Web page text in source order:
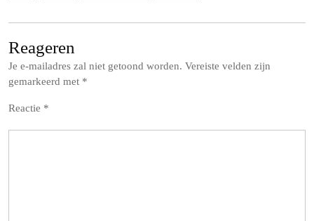
Reageren
Je e-mailadres zal niet getoond worden. Vereiste velden zijn
gemarkeerd met *
Reactie *